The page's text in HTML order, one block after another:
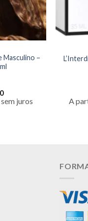
Masculino –
sem juros A